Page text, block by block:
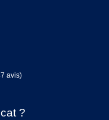
avis)
?